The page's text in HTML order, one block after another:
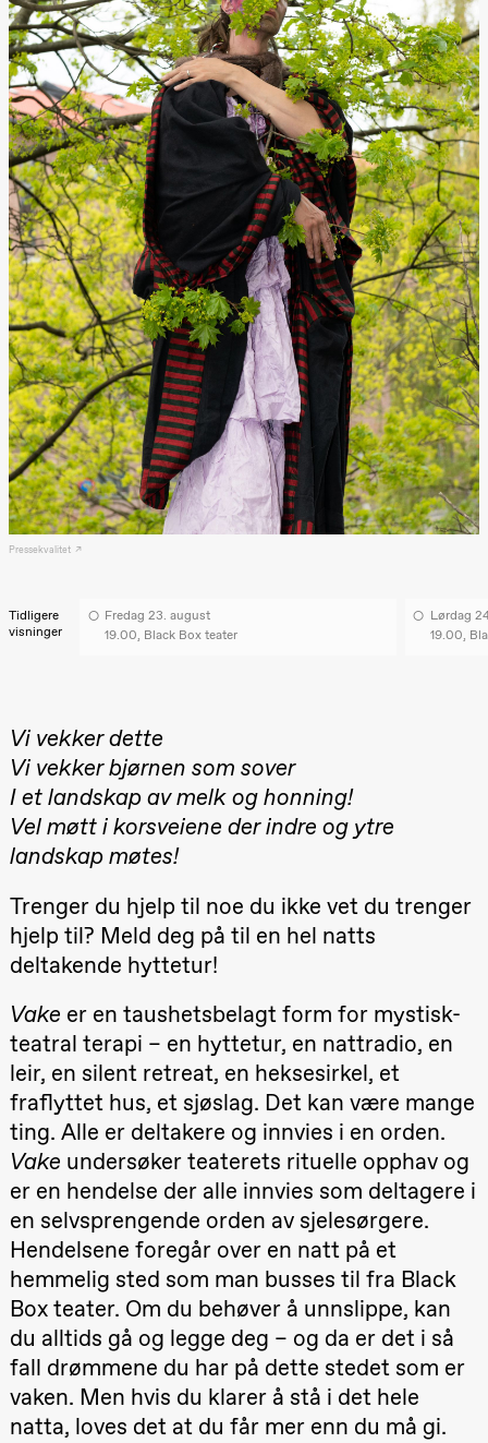
Lørdag 22. august
19.00
Pia Maria
Roll og
Mohamed
Mohamed
Male
Fantasies
Lille scene
(Black Box
teater)
Torsdag 27. august
19.00
Pia Maria
Roll og
Mohamed
Mohamed
Male
Fantasies
Lille scene
(Black Box
teater)
Fredag 28. august
19.00
Pia Maria
Roll og
Mohamed
Mohamed
Male
teater)
Store scene
teater)
19.00
Roll og
Mohamed
Male
Fantasies
(Black Box
21.00
Boglárka
Andreas
Bolm
SUBJOYRIDE
Store scene
(Black Box
teater)
Umemoto /​
Oslo
Sinfonietta /​
Ivar Furre
Aam
crypt_ –
Animeopera
av Yuri
Umemoto
(Black Box
teater)
Pia Maria Roll og Mohamed
Mohamed
Male Fantasies
Pressekvalitet
Tidligere
visninger
Fredag 23. august
19.00, Black Box teater
Lørdag
19.00,
Vi vekker dette
Vi vekker bjørnen som sover
I et landskap av melk og honning!
Vel møtt i korsveiene der indre og ytre
landskap møtes!
Trenger du hjelp til noe du ikke vet du trenger
hjelp til? Meld deg på til en hel natts
deltakende hyttetur!
Vake er en taushetsbelagt form for mystisk-
teatral terapi – en hyttetur, en nattradio, en
leir, en silent retreat, en heksesirkel, et
fraflyttet hus, et sjøslag. Det kan være mange
ting. Alle er deltakere og innvies i en orden.
Vake undersøker teaterets rituelle opphav og
er en hendelse der alle innvies som deltagere i
en selvsprengende orden av sjelesørgere.
Hendelsene foregår over en natt på et
hemmelig sted som man busses til fra Black
Box teater. Om du behøver å unnslippe, kan
du alltids gå og legge deg – og da er det i så
fall drømmene du har på dette stedet som er
vaken. Men hvis du klarer å stå i det hele
natta, loves det at du får mer enn du må gi.